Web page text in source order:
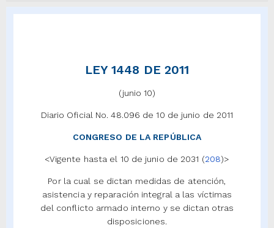
LEY 1448 DE 2011
(junio 10)
Diario Oficial No. 48.096 de 10 de junio de 2011
CONGRESO DE LA REPÚBLICA
<Vigente hasta el 10 de junio de 2031 (208)>
Por la cual se dictan medidas de atención,
asistencia y reparación integral a las víctimas
del conflicto armado interno y se dictan otras
disposiciones.